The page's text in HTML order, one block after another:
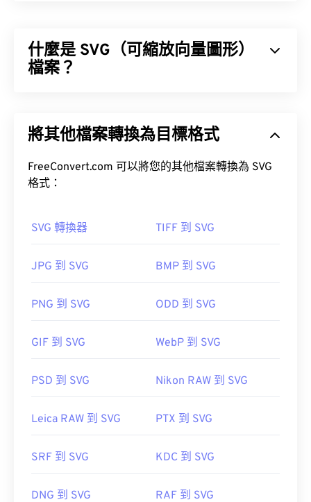
什麼是 SVG（可縮放向量圖形）
檔案？
圖形，並支援有限的動畫。顧名思義，使用 SVG 檔
整大小而不會損失圖像品質。此外，SVG 的獨特之
處在於它並非影像格式。
如何開啟 SVG 檔案？
如Firefox或 Microsoft SVG 轉 GIF或SVG 轉 PDF
嘗試使用我們的
SVG 轉 JPG或萬維網聯盟 (W3C)
href="https://www.lifewire.com/svg-file-
https://en.wikipedia.org/wiki/
將其他檔案轉換為目標格式
FreeConvert.com 可以將您的其他檔案轉換為 SVG
格式：
SVG 轉換器 TIFF 到 SVG
JPG 到 SVG BMP 到 SVG
PNG 到 SVG ODD 到 SVG
GIF 到 SVG WebP 到 SVG
PSD 到 SVG Nikon RAW 到 SVG
Leica RAW 到 SVG PTX 到 SVG
SRF 到 SVG KDC 到 SVG
DNG 到 SVG RAF 到 SVG